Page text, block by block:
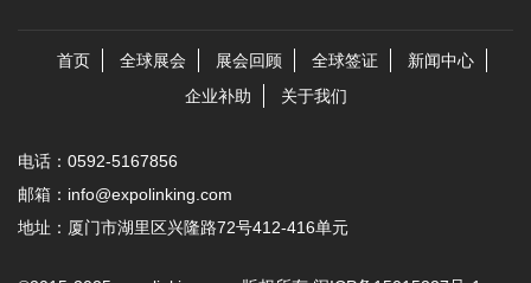
首页 全球展会 展会回顾 全球签证
新闻中心
企业补助
关于我们
电话：0592-5167856
邮箱：info@expolinking.com
地址：厦门市湖里区兴隆路72号412-416单元